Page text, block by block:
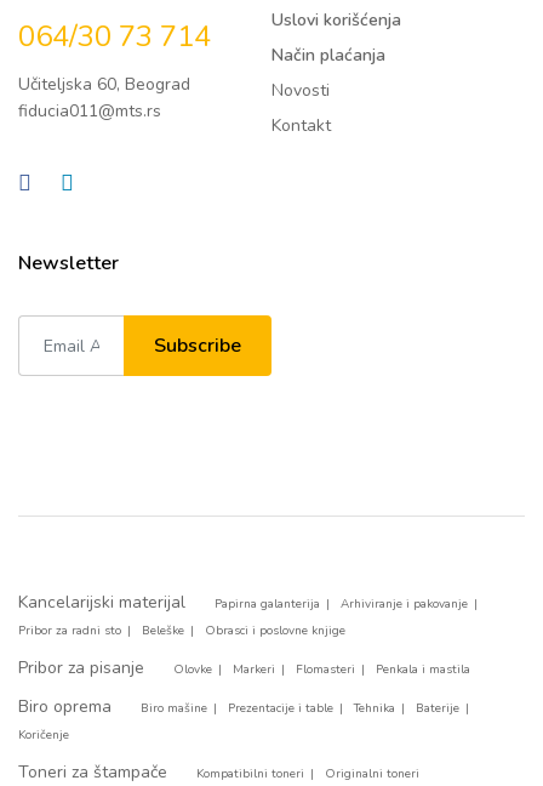
064/30 73 714
Učiteljska 60, Beograd
fiducia011@mts.rs
Uslovi korišćenja
Način plaćanja
Novosti
Kontakt
Newsletter
Subscribe
Kancelarijski materijal Papirna galanterija
Arhiviranje i pakovanje
Pribor za radni sto
Beleške Obrasci i poslovne knjige
Pribor za pisanje Olovke Markeri Flomasteri Penkala i mastila
Biro oprema Biro mašine Prezentacije i table Tehnika
Baterije
Koričenje
Toneri za štampače Kompatibilni toneri Originalni toneri